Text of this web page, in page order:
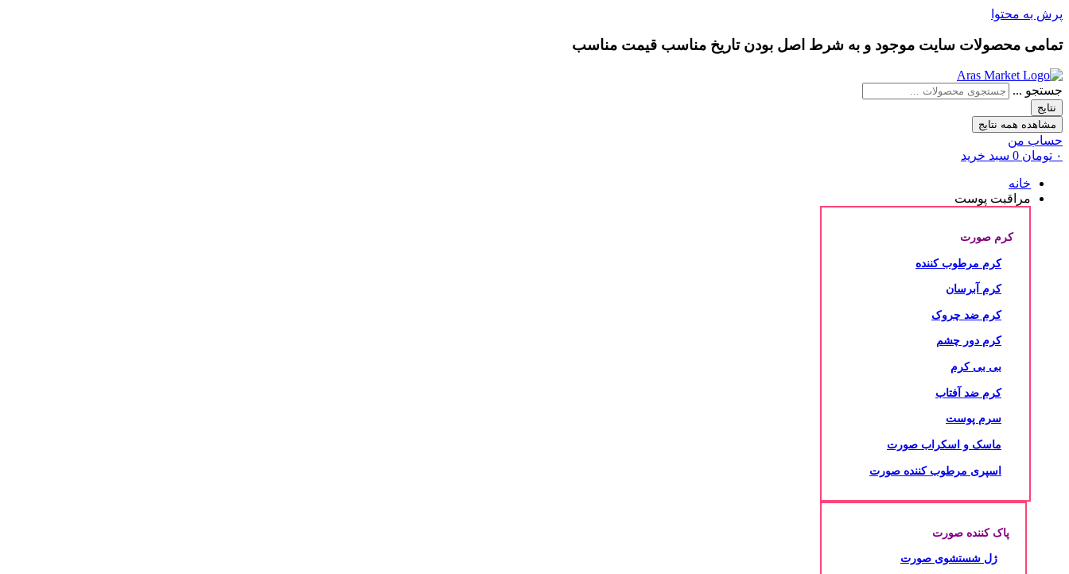
پرش به محتوا
تمامی محصولات سایت موجود و به شرط اصل بودنتاریخ مناسب قیمت مناسب
جستجو ...
نتایج
مشاهده همه نتایج
حساب من
۰ تومان 0 سبد خرید
خانه
مراقبت پوست
کرم صورت
کرم مرطوب کننده
کرم آبرسان
کرم ضد چروک
کرم دور چشم
بی بی کرم
کرم ضد آفتاب
سرم پوست
ماسک و اسکراب صورت
اسپری مرطوب کننده صورت
پاک کننده صورت
ژل شستشوی صورت